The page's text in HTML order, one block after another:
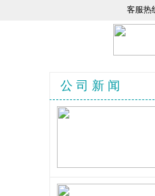
客服热
公 司 新 闻